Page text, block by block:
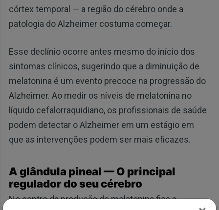
córtex temporal — a região do cérebro onde a
patologia do Alzheimer costuma começar.
Esse declínio ocorre antes mesmo do início dos
sintomas clínicos, sugerindo que a diminuição de
melatonina é um evento precoce na progressão do
Alzheimer. Ao medir os níveis de melatonina no
líquido cefalorraquidiano, os profissionais de saúde
podem detectar o Alzheimer em um estágio em
que as intervenções podem ser mais eficazes.
A glândula pineal — O principal
regulador do seu cérebro
No centro da produção de melatonina fica a